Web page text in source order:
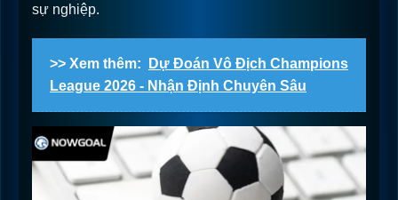
sự nghiệp.
>> Xem thêm:
Dự Đoán Vô Địch Champions
League 2026 - Nhận Định Chuyên Sâu